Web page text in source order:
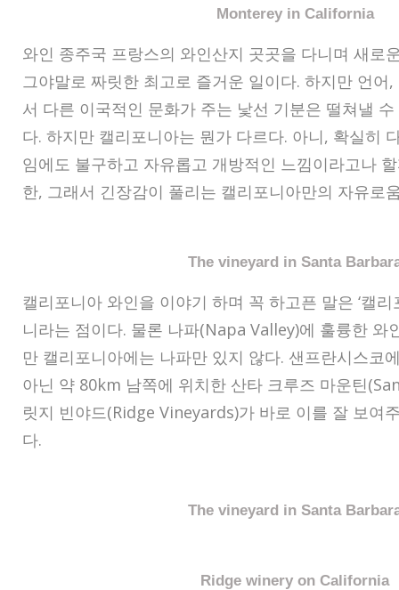
Monterey in California
와인 종주국 프랑스의 와인산지 곳곳을 다니며 새로
그야말로 짜릿한 최고로 즐거운 일이다. 하지만 언어
서 다른 이국적인 문화가 주는 낯선 기분은 떨쳐낼
다. 하지만 캘리포니아는 뭔가 다르다. 아니, 확실히
임에도 불구하고 자유롭고 개방적인 느낌이라고나
한, 그래서 긴장감이 풀리는 캘리포니아만의 자유로
The vineyard in Santa
캘리포니아 와인을 이야기 하며 꼭 하고픈 말은 ‘캘리
니라는 점이다. 물론 나파(Napa Valley)에 훌륭한 와
만 캘리포니아에는 나파만 있지 않다. 샌프란시스코
아닌 약 80km 남쪽에 위치한 산타 크루즈 마운틴
릿지 빈야드(Ridge Vineyards)가 바로 이를 잘 보여
다.
The vineyard in Santa
Ridge winery on California